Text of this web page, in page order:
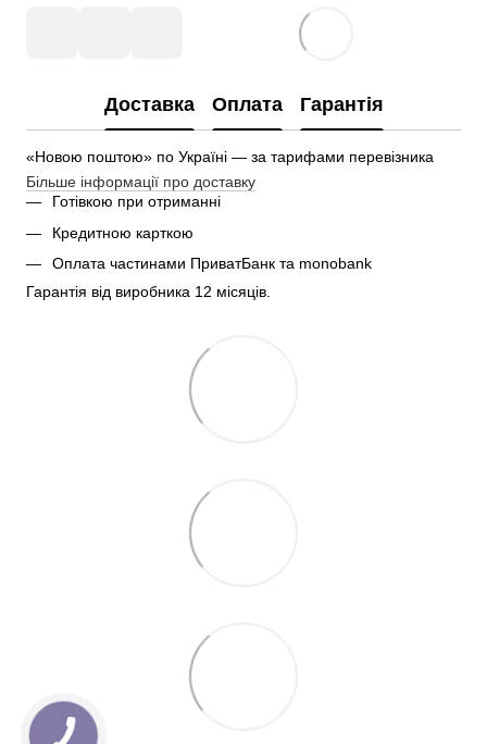
Доставка Оплата Гарантія
«Новою поштою» по Україні — за тарифами перевізника
Більше інформації про доставку
Готівкою при отриманні
Кредитною карткою
Оплата частинами ПриватБанк та monobank
Гарантія від виробника 12 місяців.